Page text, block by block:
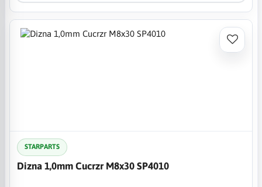
STARPARTS
Dizna 1,0mm Cucrzr M8x30 SP4010